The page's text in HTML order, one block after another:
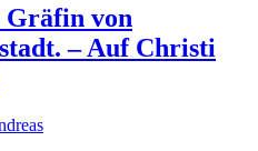
Gräfin von
– Auf Christi